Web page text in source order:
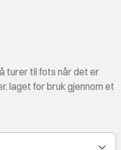
turer til fots når det er
laget for bruk gjennom et